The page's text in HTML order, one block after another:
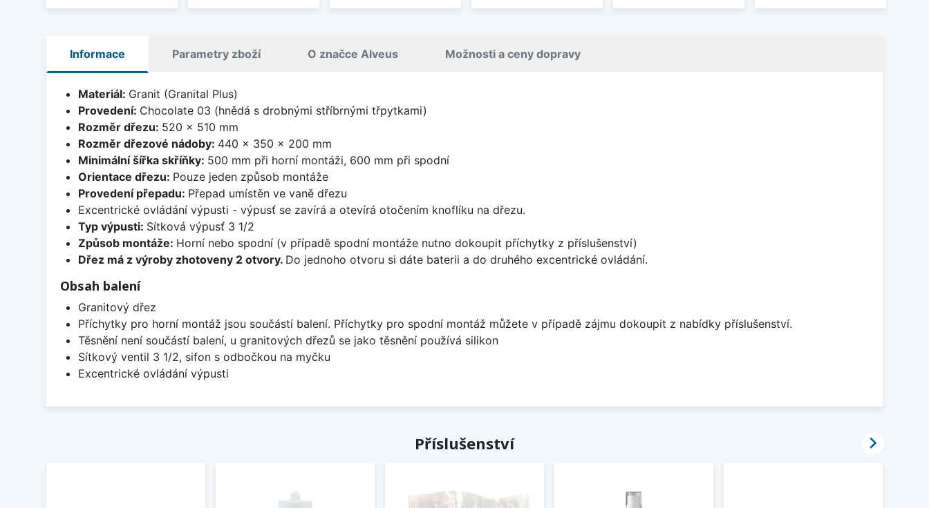
Informace Parametry zboží O značce Alveus Možnosti a ceny dopravy
Materiál: Granit (Granital Plus)
Provedení: Chocolate 03 (hnědá s drobnými stříbrnými třpytkami)
Rozměr dřezu: 520 x 510 mm
Rozměr dřezové nádoby: 440 x 350 x 200 mm
Minimální šířka skříňky: 500 mm při horní montáži, 600 mm při spodní
Orientace dřezu: Pouze jeden způsob montáže
Provedení přepadu: Přepad umístěn ve vaně dřezu
Excentrické ovládání výpusti - výpusť se zavírá a otevírá otočením knoflíku na dřezu.
Typ výpusti: Sítková výpusť 3 1/2
Způsob montáže: Horní nebo spodní (v případě spodní montáže nutno dokoupit příchytky z příslušenství)
Dřez má z výroby zhotoveny 2 otvory. Do jednoho otvoru si dáte baterii a do druhého excentrické ovládání.
Obsah balení
Granitový dřez
Příchytky pro horní montáž jsou součástí balení. Příchytky pro spodní montáž můžete v případě zájmu dokoupit z nabídky příslušenství.
Těsnění není součástí balení, u granitových dřezů se jako těsnění používá silikon
Sítkový ventil 3 1/2, sifon s odbočkou na myčku
Excentrické ovládání výpusti
Příslušenství 